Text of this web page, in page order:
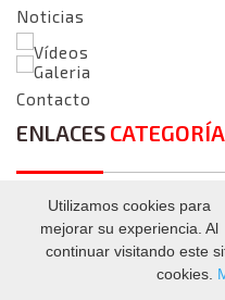
Noticias
Vídeos
Galeria
Contacto
ENLACES
Startup
CEEI
Utilizamos cookies para
mejorar su experiencia. Al
continuar visitando este
cookies.